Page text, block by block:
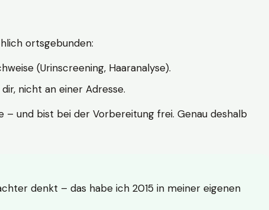
ortsgebunden:
(Urinscreening, Haaranalyse).
nicht an einer Adresse.
– und bist bei der Vorbereitung frei. Genau deshalb
denkt – das habe ich 2015 in meiner eigenen